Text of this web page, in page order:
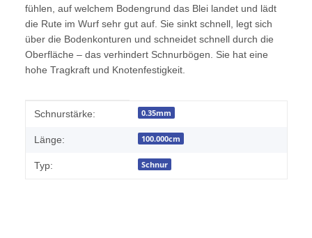
fühlen, auf welchem Bodengrund das Blei landet und lädt
die Rute im Wurf sehr gut auf. Sie sinkt schnell, legt sich
über die Bodenkonturen und schneidet schnell durch die
Oberfläche – das verhindert Schnurbögen. Sie hat eine
hohe Tragkraft und Knotenfestigkeit.
Produkteigenschaft
Wert
Schnurstärke: 0.35mm
Länge: 100.000cm
Typ: Schnur